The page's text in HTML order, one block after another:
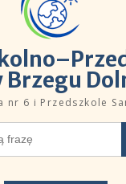
Brzegu
nr 6 i Przedszkole